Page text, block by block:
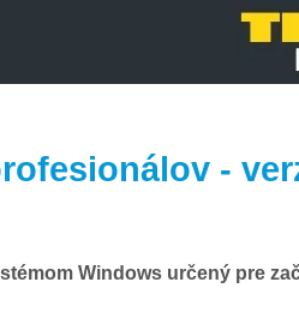
-
Windows určený pre